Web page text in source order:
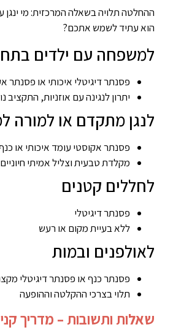
ההחלטה תלויה בשאלה המרכזית: מי ינגן
הוא עתיד לשמש אתכם?
למשפחה עם ילדים
פסנתר דיגיטלי איכותי או פסנתר
יתרון לנגינה עם אוזניות, התקציב
לנגן מתקדם או למורה
פסנתר אקוסטי עומד איכותי או
מקלדת טבעית וצליל אמיתי
לחללים קטנים
פסנתר דיגיטלי
ללא בעיית מקום או רעש
לאולפנים ובמות
פסנתר כנף או פסנתר דיגיטלי
תלוי בצרכי ההקלטה וההופעה
שאלות ותשובות – מדריך